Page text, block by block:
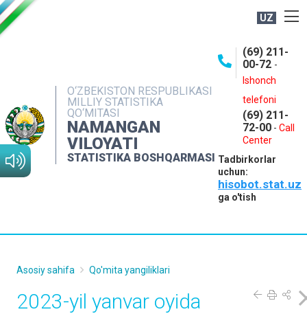
UZ
O‘ZBEKISTON RESPUBLIKASI
MILLIY STATISTIKA
QO‘MITASI
NAMANGAN
VILOYATI
STATISTIKA BOSHQARMASI
(69) 211-
00-72 -
Ishonch
telefoni
(69) 211-
72-00 - Call
Center
Tadbirkorlar
uchun:
hisobot.stat.uz
ga o'tish
NASHRLAR
INTERAKTIV XIZMATLAR
MATBUOT XIZMATI
MUROJAATLAR
Asosiy sahifa Qo'mita yangiliklari
2023-yil yanvar oyida